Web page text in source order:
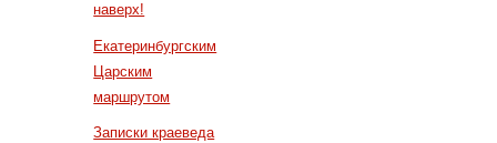
наверх!
Екатеринбургским
Царским
маршрутом
Записки краеведа